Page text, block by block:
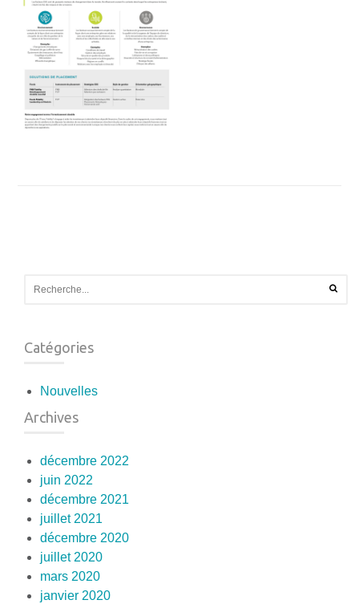
Catégories
Nouvelles
Archives
décembre 2022
juin 2022
décembre 2021
juillet 2021
décembre 2020
juillet 2020
mars 2020
janvier 2020